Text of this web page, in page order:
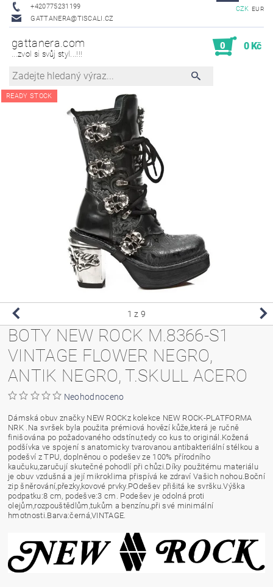
+420775231199
GATTANERA@TISCALI.CZ
CZK EUR
gattanera.com
...zvol si svůj styl...!!!
0 0 Kč
READY STOCK
1 z 9
BOTY NEW ROCK M.8366-S1
VINTAGE FLOWER NEGRO,
ANTIK NEGRO, T.SKULL ACERO
Neohodnoceno
Dámská obuv značky NEW ROCKz kolekce NEW ROCK-PLATFORMA
NRK .Na svršek byla použita prémiová hovězí kůže,která je ručně
finišována po požadovaného odstínu,tedy co kus to originál.Kožená
podšívka ve spojení s anatomicky tvarovanou antibakteriální stélkou a
podešví z TPU, doplněnou o podešev ze 100% přírodního
kaučuku,zaručují skutečné pohodlí při chůzi.Díky použitému materiálu
je obuv vzdušná a její mikroklima přispívá ke zdraví Vašich nohou.Boční
zip šněrování,přezky,kovové prvky.POdešev přišitá ke svršku.Výška
podpatku:8 cm, podešve:3 cm. Podešev je odolná proti
olejům,rozpouštědlům,tukům a benzínu,při své minimální
hmotnosti.Barva:černá,VINTAGE.